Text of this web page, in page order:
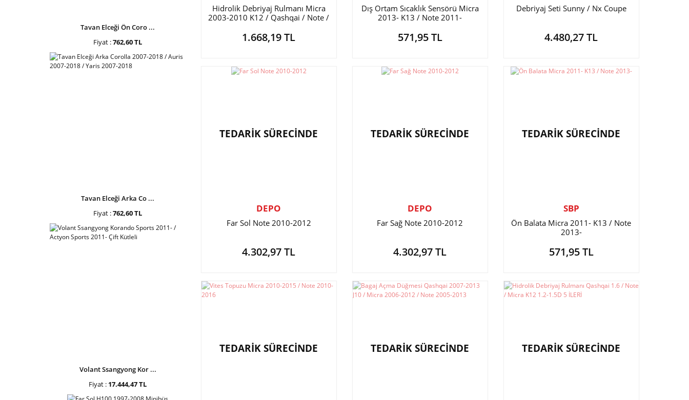
Tavan Elceği Ön Coro ...
Fiyat :762,60 TL
Tavan Elceği Arka Co ...
Fiyat :762,60 TL
Volant Ssangyong Kor ...
Fiyat : 17.444,47 TL
Hidrolik Debriyaj Rulmanı Micra
2003-2010 K12 / Qashqai / Note /
1.668,19 TL
Dış Ortam Sıcaklık Sensörü Micra
2013- K13 / Note 2011-
571,95 TL
Debriyaj Seti Sunny / Nx Coupe
4.480,27 TL
TEDARİK SÜRECİNDE
DEPO
Far Sol Note 2010-2012
4.302,97 TL
TEDARİK SÜRECİNDE
DEPO
Far Sağ Note 2010-2012
4.302,97 TL
TEDARİK SÜRECİNDE
SBP
Ön Balata Micra 2011- K13 / Note
2013-
571,95 TL
TEDARİK SÜRECİNDE TEDARİK SÜRECİNDE TEDARİK SÜRECİNDE